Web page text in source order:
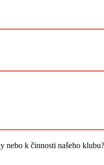
nebo k činnosti našeho klubu?